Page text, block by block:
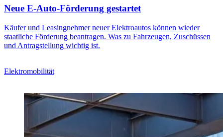
Neue E-Auto-Förderung gestartet
Käufer und Leasingnehmer neuer Elektroautos können wieder
staatliche Förderung beantragen. Was zu Fahrzeugen, Zuschüssen
und Antragstellung wichtig ist.
Elektromobilität